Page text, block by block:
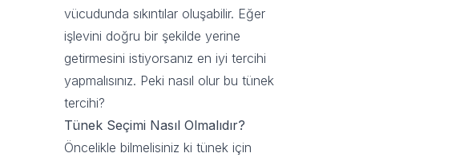
vücudunda sıkıntılar oluşabilir. Eğer
işlevini doğru bir şekilde yerine
getirmesini istiyorsanız en iyi tercihi
yapmalısınız. Peki nasıl olur bu tünek
tercihi?
Tünek Seçimi Nasıl Olmalıdır?
Öncelikle bilmelisiniz ki tünek için